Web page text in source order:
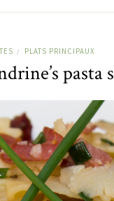
/ PLATS PRINCIPAUX
pasta